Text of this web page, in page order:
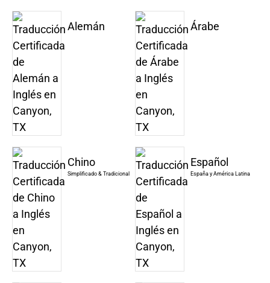
Alemán Árabe
Chino
Simplificado & Tradicional
Español
España y América Latina